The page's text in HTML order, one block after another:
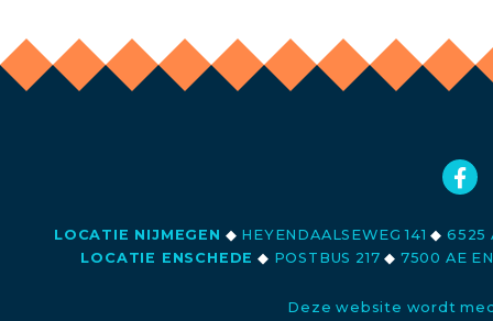
LOCATIE NIJMEGEN ◆ HEYENDAALSEWEG 141◆ 6525
LOCATIE ENSCHEDE ◆ POSTBUS 217◆ 7500 AE
Deze website wordt